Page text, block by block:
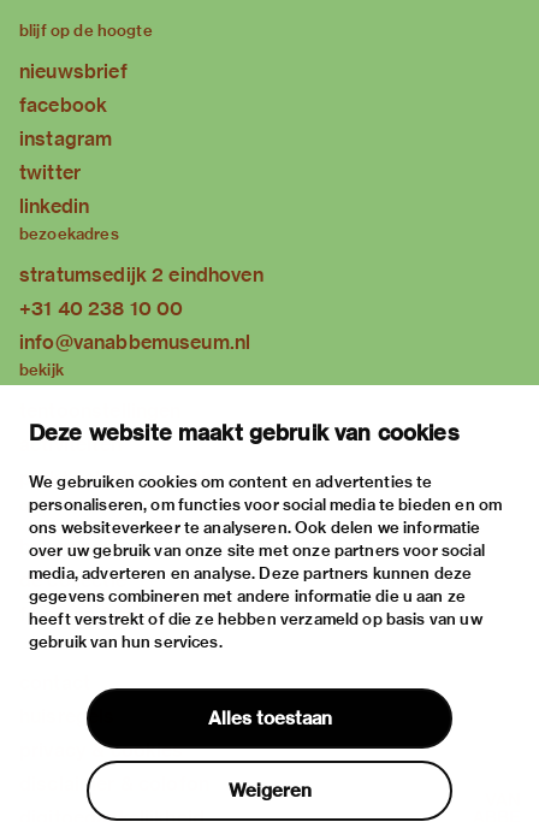
Deze website maakt gebruik van cookies
We gebruiken cookies om content en advertenties te
personaliseren, om functies voor social media te bieden en om
ons websiteverkeer te analyseren. Ook delen we informatie
over uw gebruik van onze site met onze partners voor social
media, adverteren en analyse. Deze partners kunnen deze
gegevens combineren met andere informatie die u aan ze
heeft verstrekt of die ze hebben verzameld op basis van uw
gebruik van hun services.
Alles toestaan
Weigeren
blijf op de hoogte
nieuwsbrief
facebook
instagram
twitter
linkedin
bezoekadres
stratumsedijk 2 eindhoven
+31 40 238 10 00
info@vanabbemuseum.nl
bekijk
activiteiten
praktische informatie
over
het museum
de collectie
fondsen & partners
huisregels
privacy & cookies
disclaimer & colofon